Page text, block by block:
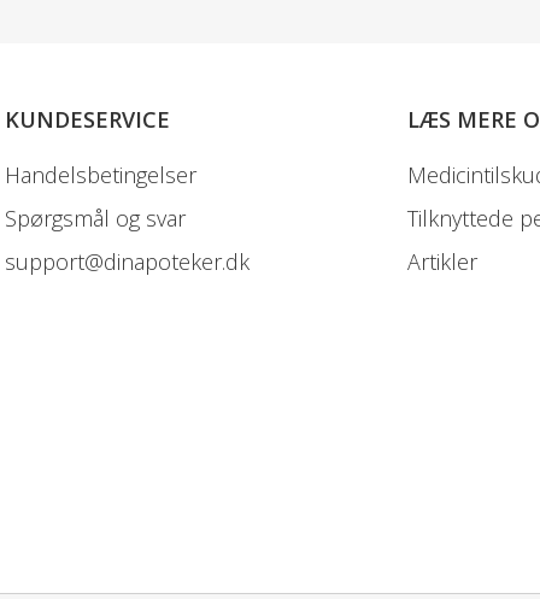
KUNDESERVICE
Handelsbetingelser
Spørgsmål og svar
support@dinapoteker.dk
LÆS MERE
Tilknyttede
Artikler